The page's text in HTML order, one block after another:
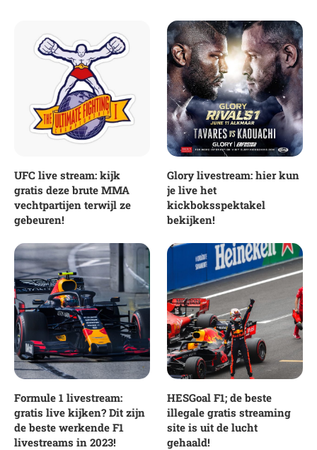
UFC live stream: kijk
gratis deze brute MMA
vechtpartijen terwijl ze
gebeuren!
Glory livestream: hier kun
je live het
kickboksspektakel
bekijken!
Formule 1 livestream:
gratis live kijken? Dit zijn
de beste werkende F1
livestreams in 2023!
HESGoal F1; de beste
illegale gratis streaming
site is uit de lucht
gehaald!